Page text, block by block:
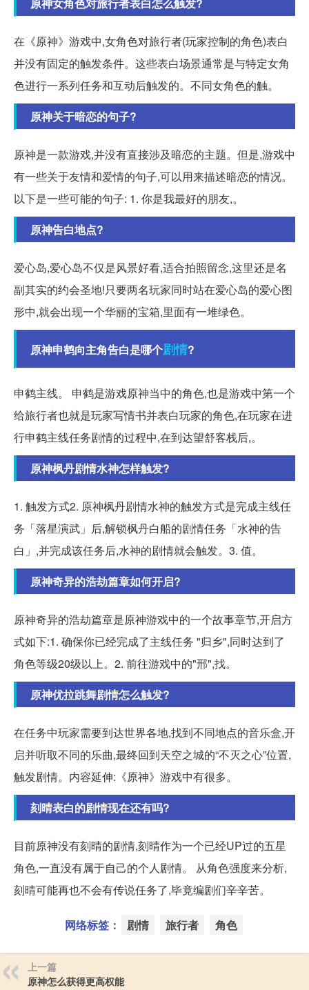
原神女角色对旅行者表白怎么触发?
在《原神》游戏中,女角色对旅行者(玩家控制的角色)表白
并没有固定的触发条件。这些表白场景通常是与特定女角
色进行一系列任务和互动后触发的。不同女角色的触。
原神关于暗恋的句子?
原神是一款游戏,并没有直接涉及暗恋的主题。但是,游戏中
有一些关于友情和爱情的句子,可以用来描述暗恋的情况。
以下是一些可能的句子: 1. 你是我最好的朋友,。
原神告白地点?
爱心岛,爱心岛不仅是风景好看,适合拍照留念,这里还是名
副其实的约会圣地!只要两名玩家同时站在爱心岛的爱心图
形中,就会出现一个华丽的宝箱,里面有一堆绿色。
原神申鹤向主角告白是哪个剧情?
申鹤主线。 申鹤是游戏原神当中的角色,也是游戏中第一个
给旅行者也就是玩家写情书并表白玩家的角色,在玩家在进
行申鹤主线任务剧情的过程中,在到达望舒客栈后,。
原神枫丹剧情水神怎样触发?
1. 触发方式2. 原神枫丹剧情水神的触发方式是完成主线任
务「落星演武」后,解锁枫丹白船的剧情任务「水神的告
白」,并完成该任务后,水神的剧情就会触发。3. 值。
原神奇异的浩劫篇章如何开启?
原神奇异的浩劫篇章是原神游戏中的一个故事章节,开启方
式如下:1. 确保你已经完成了主线任务 "归乡",同时达到了
角色等级20级以上。2. 前往游戏中的"邢",找。
原神优拉跳舞剧情怎么触发?
在任务中玩家需要到达世界各地,找到不同地点的音乐盒,开
启并听取不同的乐曲,最终回到天空之城的“不灭之心”位置,
触发剧情。内容延伸:《原神》游戏中有很多。
刻晴表白的剧情现在还有吗?
目前原神没有刻晴的剧情,刻晴作为一个已经UP过的五星
角色,一直没有属于自己的个人剧情。 从角色强度来分析,
刻晴可能再也不会有传说任务了,毕竟编剧们辛辛苦。
网络标签： 剧情 旅行者 角色
上一篇
原神怎么获得更高权能